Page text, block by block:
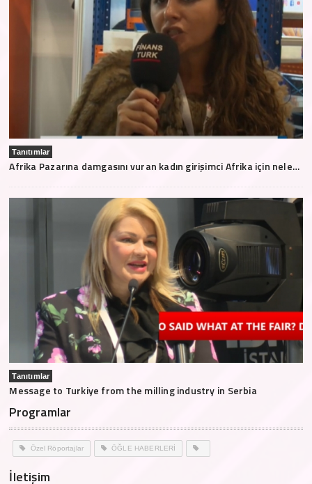
Tanıtımlar
Afrika Pazarına damgasını vuran kadın girişimci Afrika için neler söyledi?
Tanıtımlar
Message to Turkiye from the milling industry in Serbia
Programlar
Özel Röportajlar ÖĞLE HABERLERİ
İletişim